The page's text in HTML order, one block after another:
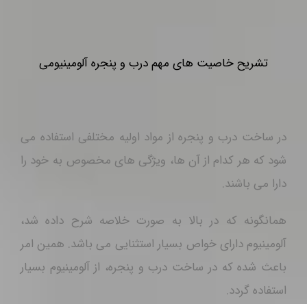
دارا می باشند.
همانگونه که در بالا به صورت خلاصه شرح داده شد،
آلومینیوم دارای خواص بسیار استثنایی می باشد. همین امر
باعث شده که در ساخت درب و پنجره، از آلومینیوم بسیار
استفاده گردد.
نکته بسیار مهم در مورد درب آلومینیوم و همین طور پنجره